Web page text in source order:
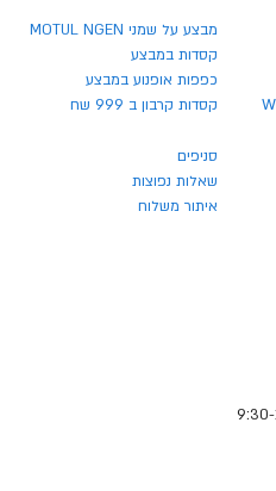
מבצע על שמני MOTUL NGEN
קסדות במבצע
כפפות אופנוע במבצע
קסדות קרבון ב 999 שח
סניפים
שאלות נפוצות
איתור משלוח